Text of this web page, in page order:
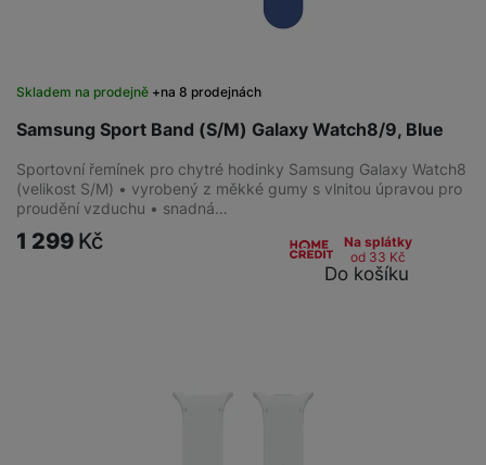
Samsung Sport Band (S/M) Galaxy Watch8/9, Blue
Skladem na prodejně na 8 prodejnách
Sportovní řemínek pro chytré hodinky Samsung Galaxy Watch8
(velikost S/M) • vyrobený z měkké gumy s vlnitou úpravou pro
proudění vzduchu • snadná…
1 299 Kč
Na splátky
od 33 Kč
Do košíku